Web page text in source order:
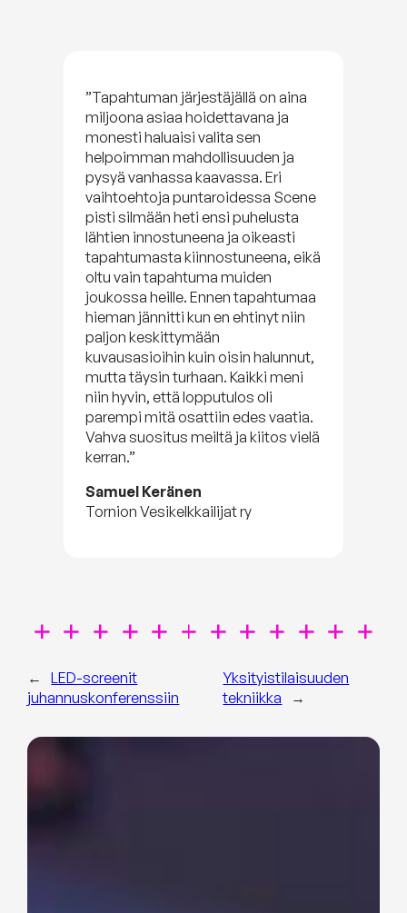
”Tapahtuman järjestäjällä on aina
miljoona asiaa hoidettavana ja
monesti haluaisi valita sen
helpoimman mahdollisuuden ja
pysyä vanhassa kaavassa. Eri
vaihtoehtoja puntaroidessa Scene
pisti silmään heti ensi puhelusta
lähtien innostuneena ja oikeasti
tapahtumasta kiinnostuneena, eikä
oltu vain tapahtuma muiden
joukossa heille. Ennen tapahtumaa
hieman jännitti kun en ehtinyt niin
paljon keskittymään
kuvausasioihin kuin oisin halunnut,
mutta täysin turhaan. Kaikki meni
niin hyvin, että lopputulos oli
parempi mitä osattiin edes vaatia.
Vahva suositus meiltä ja kiitos vielä
kerran.”
Samuel Keränen
Tornion Vesikelkkailijat ry
←
LED-screenit
juhannuskonferenssiin
Yksityistilaisuuden
tekniikka
→